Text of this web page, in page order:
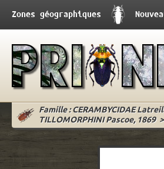
Zones géographiques
Famille : CERAMBYCIDAE
TILLOMORPHINI Pascoe, 1869